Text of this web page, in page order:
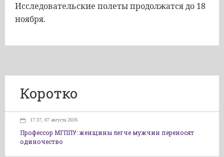
Исследовательские полеты продолжатся до 18
ноября.
Коротко
17:37, 07 августа 2026
Профессор МГППУ: женщины легче мужчин переносят
одиночество